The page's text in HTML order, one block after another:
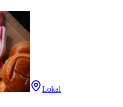
Lokal